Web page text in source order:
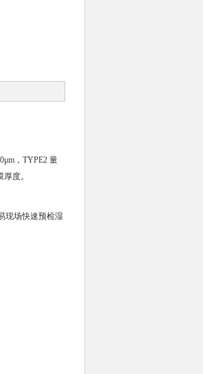
，TYPE2 量
度。
现场快速预检湿